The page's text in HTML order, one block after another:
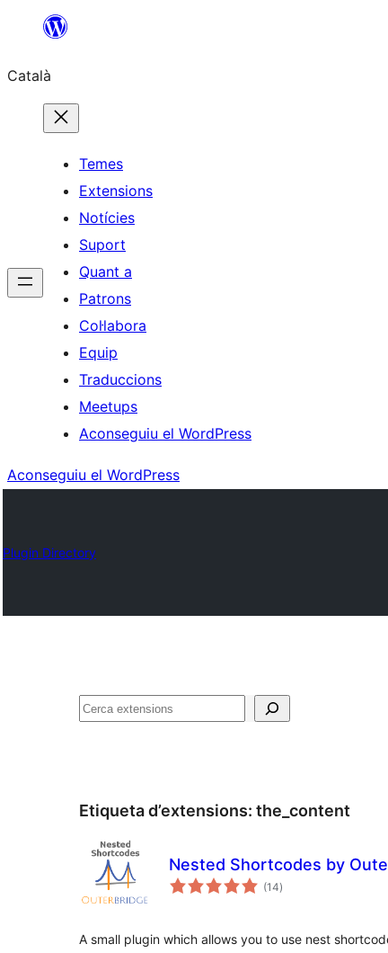
contingut
Català
Temes
Extensions
Notícies
Suport
Quant a
Patrons
Col·labora
Equip
Traduccions
Meetups
Aconseguiu el WordPress
Aconseguiu el WordPress
Plugin Directory
Cerca
Etiqueta d’extensions: the_content
Nested Shortcodes by
(14puntuacions
totals
)
A small plugin which allows you to use nest